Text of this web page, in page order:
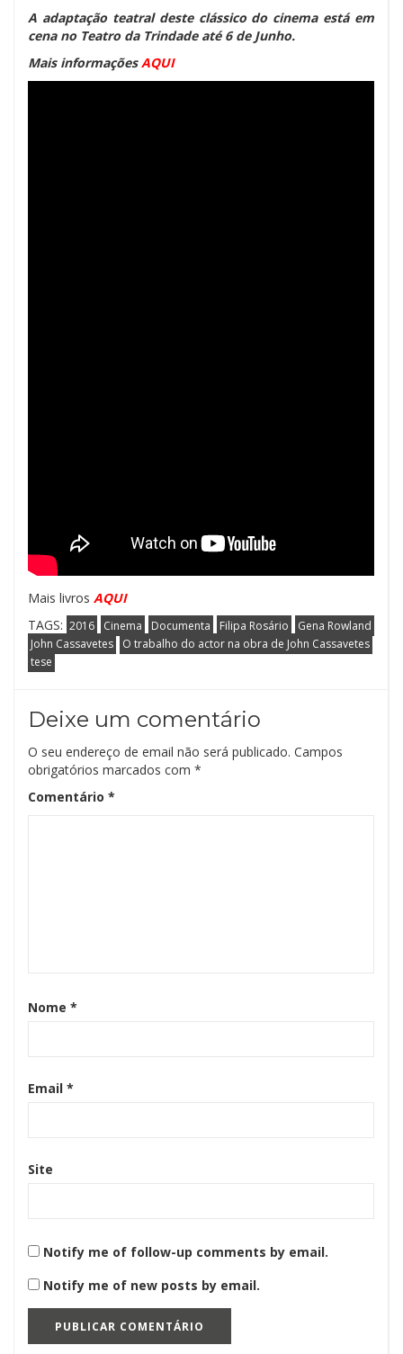
A adaptação teatral deste clássico do cinema está em
cena no Teatro da Trindade até 6 de Junho.
Mais informações AQUI
Mais livros AQUI
TAGS: 2016 Cinema Documenta Filipa Rosário
Gena Rowland
John Cassavetes
O trabalho do actor na obra de John Cassavetes
tese
Deixe um comentário
O seu endereço de email não será publicado. Campos
obrigatórios marcados com *
Comentário *
Nome *
Email *
Site
Notify me of follow-up comments by email.
Notify me of new posts by email.